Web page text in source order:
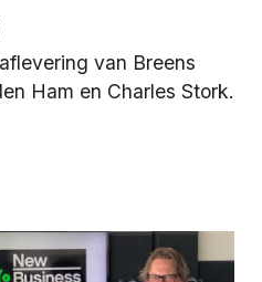
van Breens
Ham en Charles Stork.